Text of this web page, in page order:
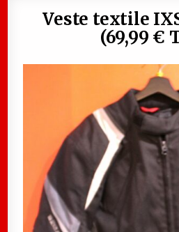
Veste textile
(69,99 €